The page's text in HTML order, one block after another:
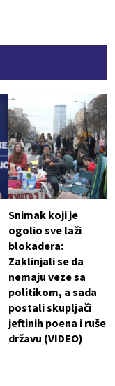
Snimak koji je
ogolio sve laži
blokadera:
Zaklinjali se da
nemaju veze sa
politikom, a sada
postali skupljači
jeftinih poena i ruše
državu (VIDEO)